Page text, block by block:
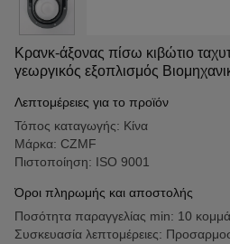
Κρανκ-άξονας πίσω κιβώτιο
γεωργικός εξοπλισμός
Λεπτομέρειες για το προϊόν
Τόπος καταγωγής: Κίνα
Μάρκα: CZMF
Πιστοποίηση: ISO 9001
Όροι πληρωμής και αποστολής
Ποσότητα παραγγελίας min: 10
Συσκευασία λεπτομέρειες: